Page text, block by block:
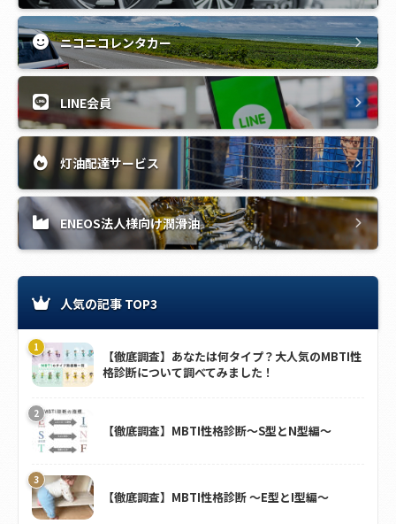
ニコニコレンタカー
LINE会員
灯油配達サービス
ENEOS法人様向け潤滑油
人気の記事 TOP3
【徹底調査】あなたは何タイプ？大人気のMBTI性
格診断について調べてみました！
【徹底調査】MBTI性格診断～S型とN型編～
【徹底調査】MBTI性格診断 ～E型とI型編～